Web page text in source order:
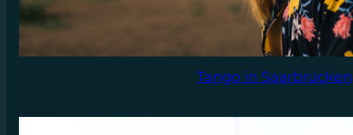
Tango in Saarbrücken